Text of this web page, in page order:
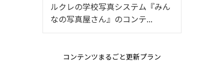
ルクレの学校写真システム『みん
なの写真屋さん』のコンテ...
コンテンツまるごと更新プラン